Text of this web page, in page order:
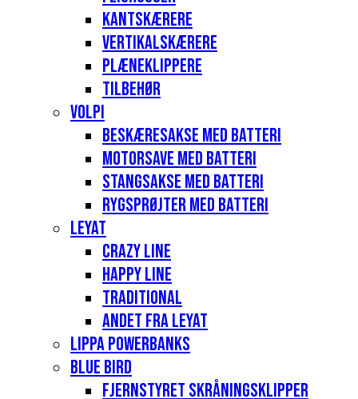
Kantskærere
Vertikalskærere
Plæneklippere
Tilbehør
Volpi
Beskæresakse med batteri
Motorsave med batteri
Stangsakse med batteri
Rygsprøjter med batteri
Leyat
Crazy Line
Happy Line
Traditional
Andet fra Leyat
Lippa Powerbanks
Blue Bird
Fjernstyret skråningsklipper